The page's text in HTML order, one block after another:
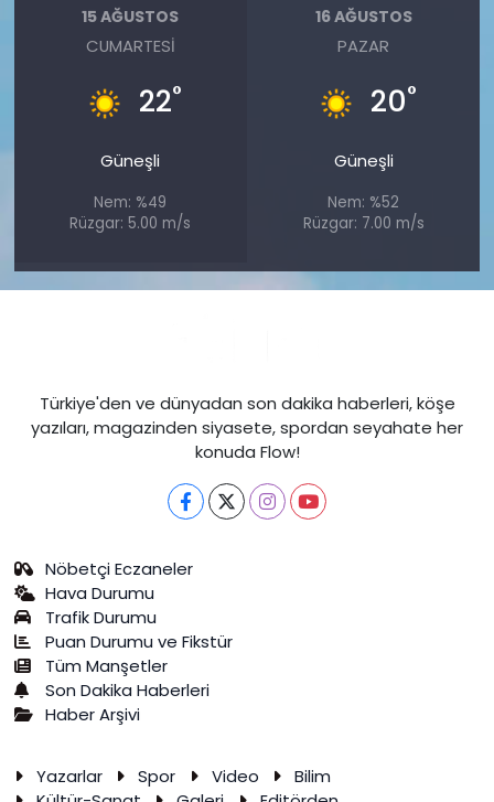
15 AĞUSTOS
CUMARTESI
22°
Güneşli
Nem: %49
Rüzgar: 5.00 m/s
16 AĞUSTOS
PAZAR
20°
Güneşli
Nem: %52
Rüzgar: 7.00 m/s
Türkiye'den ve dünyadan son dakika haberleri, köşe
yazıları, magazinden siyasete, spordan seyahate her
konuda Flow!
Nöbetçi Eczaneler
Hava Durumu
Trafik Durumu
Puan Durumu ve Fikstür
Tüm Manşetler
Son Dakika Haberleri
Haber Arşivi
Yazarlar Spor Video
Bilim